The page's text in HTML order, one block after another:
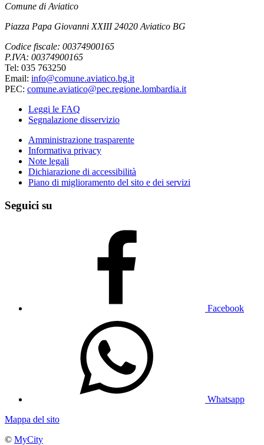
Comune di Aviatico
Piazza Papa Giovanni XXIII 24020 Aviatico BG
Codice fiscale: 00374900165
P.IVA: 00374900165
Tel: 035 763250
Email: info@comune.aviatico.bg.it
PEC: comune.aviatico@pec.regione.lombardia.it
Leggi le FAQ
Segnalazione disservizio
Amministrazione trasparente
Informativa privacy
Note legali
Dichiarazione di accessibilità
Piano di miglioramento del sito e dei servizi
Seguici su
Facebook
Whatsapp
Mappa del sito
© MyCity